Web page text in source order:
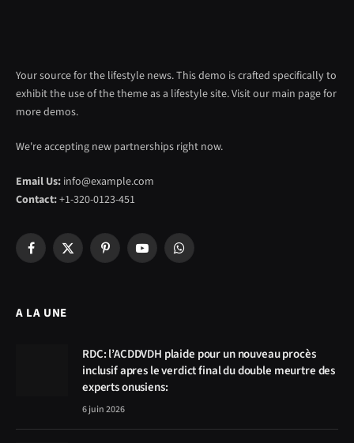
Your source for the lifestyle news. This demo is crafted specifically to
exhibit the use of the theme as a lifestyle site. Visit our main page for
more demos.
We're accepting new partnerships right now.
Email Us: info@example.com
Contact:+1-320-0123-451
Facebook
X
PinterestYouTubeWhatsApp
A LA UNE
RDC: l’ACDDVDH plaide pour un nouveau procès
inclusif apres le verdict final du double meurtre des
experts onusiens:
6 juin 2026